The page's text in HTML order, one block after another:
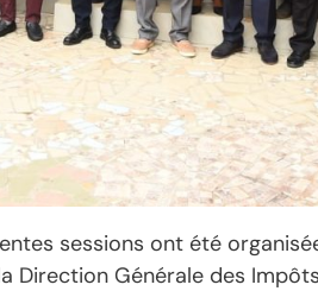
sessions ont été
Direction Générale des